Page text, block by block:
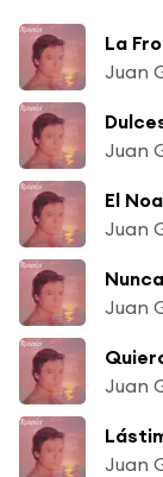
La
Juan
Juan
El
Juan
Juan
Juan
Juan